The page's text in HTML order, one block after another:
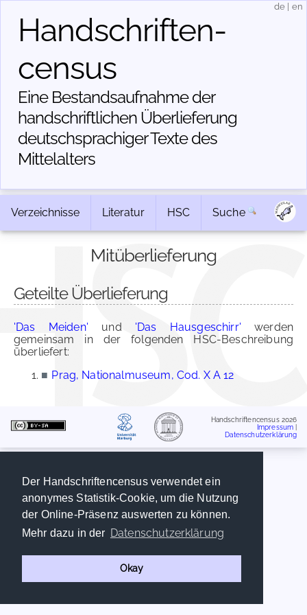
Der Handschriftencensus verwendet ein
anonymes Statistik-Cookie, um die Nutzung
der Online-Präsenz auswerten zu können.
Mehr dazu in der Datenschutzerklärung
Okay
Handschriften­
census
Eine Bestandsaufnahme der
handschriftlichen Über­lieferung
deutschsprachiger Texte des
Mittelalters
de en
Verzeichnisse Literatur HSC Suche
Mitüberlieferung
Geteilte Überlieferung
'Das Meiden' und 'Das Hausgeschirr' werden
gemeinsam in der folgenden HSC-Beschreibung
überliefert:
■ Prag, Nationalmuseum, Cod. X A 12
Handschriftencensus 2026
Impressum
Datenschutzerklärung